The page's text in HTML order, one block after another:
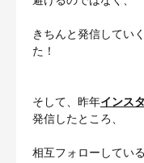
きちんと発信してい
た！
そして、昨年インス
発信したところ、
相互フォローしてい